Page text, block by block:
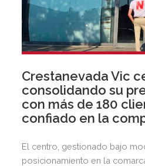
Crestanevada Vic
consolidando su
con más de 180
confiado en la
El centro, gestionado bajo
posicionamiento en la